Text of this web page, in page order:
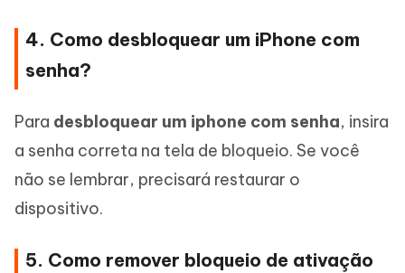
4. Como desbloquear um iPhone com
senha?
Para desbloquear um iphone com senha, insira
a senha correta na tela de bloqueio. Se você
não se lembrar, precisará restaurar o
dispositivo.
5. Como remover bloqueio de ativação